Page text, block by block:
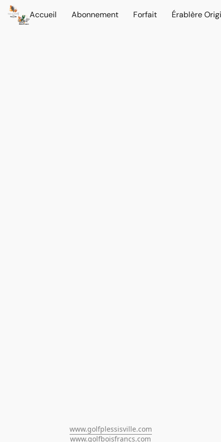
Accueil Abonnement Forfait Érablère
www.golfplessisville.com
www.golfboisfrancs.com